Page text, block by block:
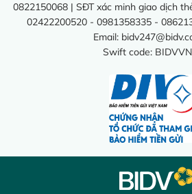
0822150068 | SĐT xác minh giao dịch
02422200520 - 0981358335 -
Email:
Swift code: